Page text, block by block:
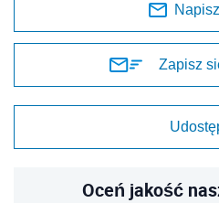
Zapisz
Oceń jakość